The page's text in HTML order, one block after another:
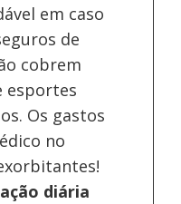
em caso
de
cobrem
esportes
Os gastos
no
diária